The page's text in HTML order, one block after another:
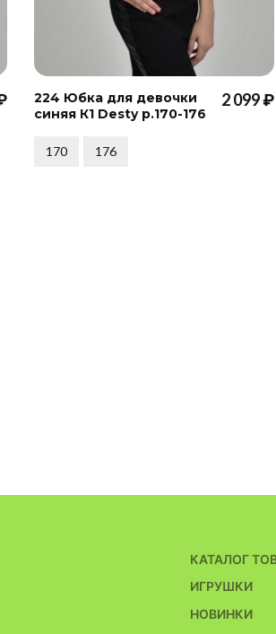
224 Юбка для девочки
синяя К1 Desty р.170-176
2 099 ₽
170 176
КАТАЛОГ
ИГРУШКИ
НОВИНКИ